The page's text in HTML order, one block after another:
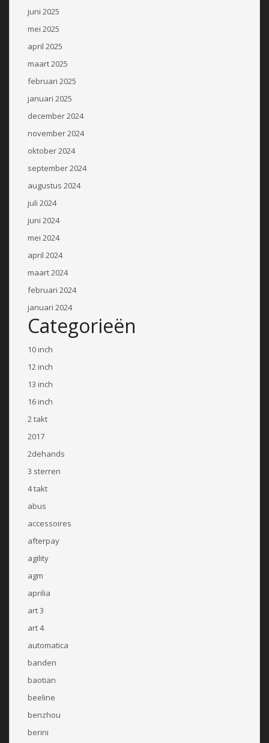
juni 2025
mei 2025
april 2025
maart 2025
februari 2025
januari 2025
december 2024
november 2024
oktober 2024
september 2024
augustus 2024
juli 2024
juni 2024
mei 2024
april 2024
maart 2024
februari 2024
januari 2024
Categorieën
10 inch
12 inch
13 inch
16 inch
2 takt
2017
2dehands
3 sterren
4 takt
abus
accessoires
afterpay
agility
agm
aprilia
art 3
art 4
automatica
banden
baotian
beeline
benzhou
berini